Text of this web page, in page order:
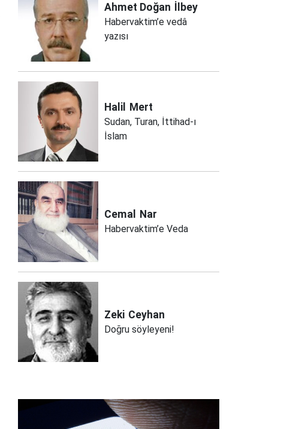
Ahmet Doğan İlbey
Habervaktim’e vedâ
yazısı
Halil Mert
Sudan, Turan, İttihad-ı
İslam
Cemal Nar
Habervaktim’e Veda
Zeki Ceyhan
Doğru söyleyeni!